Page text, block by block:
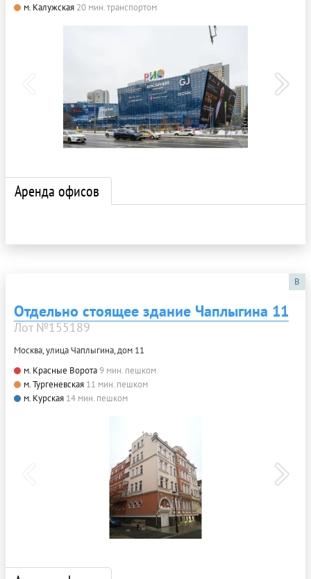
м. Калужская 20 мин. транспортом
Аренда офисов
B
Отдельно стоящее здание Чаплыгина 11
Лот №155189
Москва, улица Чаплыгина, дом 11
м. Красные Ворота9 мин. пешком
м. Тургеневская 11 мин. пешком
м. Курская 14 мин. пешком